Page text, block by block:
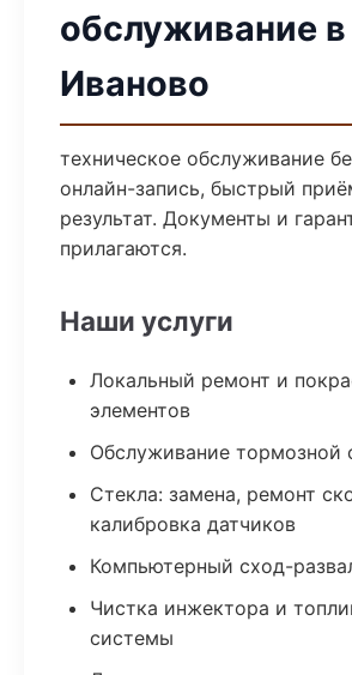
обслуживание в
Иваново
техническое обслуживание
онлайн-запись, быстрый
результат. Документы и
прилагаются.
Наши услуги
Локальный ремонт и
элементов
Обслуживание тормозной
Стекла: замена, ремонт
калибровка датчиков
Компьютерный сход-
Чистка инжектора и
системы